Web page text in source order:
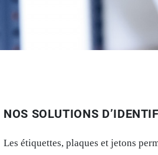
NOS SOLUTIONS
Les étiquettes, plaques et jetons